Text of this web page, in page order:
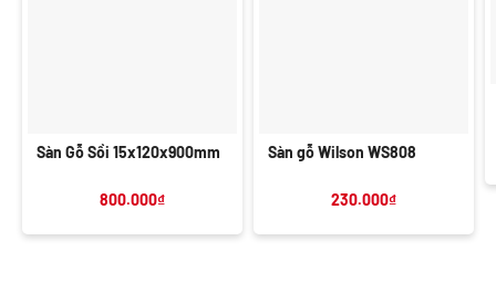
Sàn Gỗ Sồi 15x120x900mm
800.000₫
Sàn gỗ Wilson WS808
230.000₫